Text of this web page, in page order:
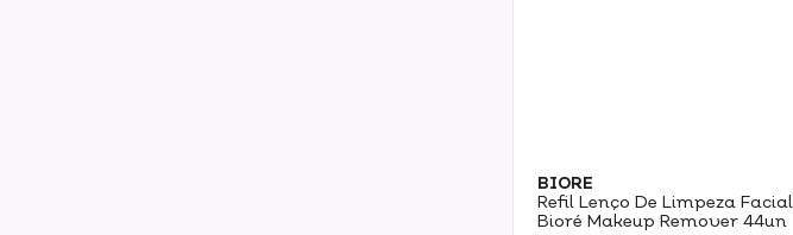
BIORE
Refil Lenço De Limpeza Facial
Bioré Makeup Remover 44un